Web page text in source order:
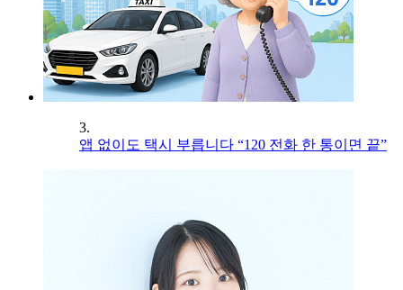
3.
앱 없이도 택시 부릅니다 “120 전화 한 통이면 끝”